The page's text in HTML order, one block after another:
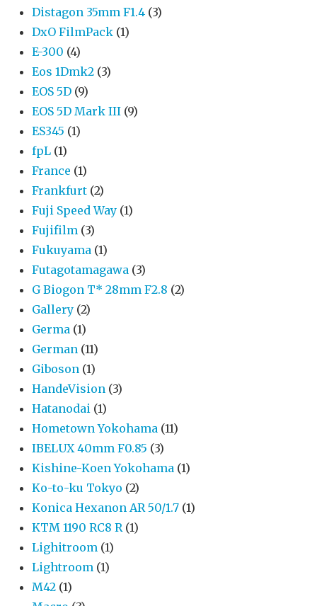
Distagon 35mm F1.4 (3)
DxO FilmPack (1)
E-300 (4)
Eos 1Dmk2 (3)
EOS 5D (9)
EOS 5D Mark III (9)
ES345 (1)
fpL (1)
France (1)
Frankfurt (2)
Fuji Speed Way (1)
Fujifilm (3)
Fukuyama (1)
Futagotamagawa (3)
G Biogon T* 28mm F2.8 (2)
Gallery (2)
Germa (1)
German (11)
Giboson (1)
HandeVision (3)
Hatanodai (1)
Hometown Yokohama (11)
IBELUX 40mm F0.85 (3)
Kishine-Koen Yokohama (1)
Ko-to-ku Tokyo (2)
Konica Hexanon AR 50/1.7 (1)
KTM 1190 RC8 R (1)
Lighitroom (1)
Lightroom (1)
M42 (1)